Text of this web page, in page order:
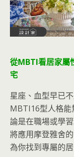
從MBTI看居家屬
宅
星座、血型早已
MBTI16型人格能
論是在職場或學
將應用摩登雅舍
為你找到專屬的